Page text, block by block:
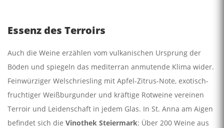
Essenz des Terroirs
Auch die Weine erzählen vom vulkanischen Ursprung der
Böden und spiegeln das mediterran anmutende Klima wider.
Feinwürziger Welschriesling mit Apfel-Zitrus-Note, exotisch-
fruchtiger Weißburgunder und kräftige Rotweine vereinen
Terroir und Leidenschaft in jedem Glas. In St. Anna am Aigen
befindet sich die Vinothek Steiermark: Über 200 Weine aus